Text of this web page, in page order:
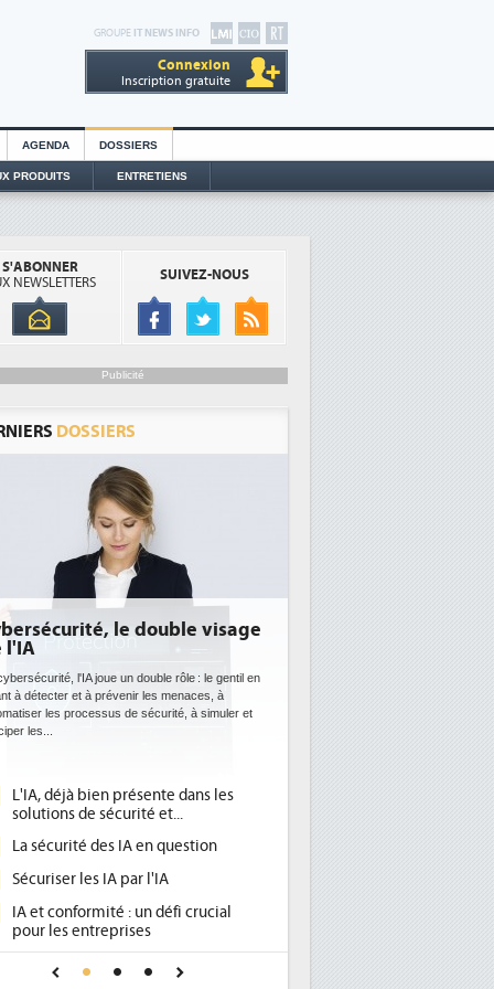
GROUPE IT NEWS INFO
Connexion
Inscription gratuite
AGENDA DOSSIERS
PRODUITS ENTRETIENS
S'ABONNER
NEWSLETTERS
SUIVEZ-NOUS
Publicité
DOSSIERS
l'efficacité énergétique
une obligation pour les
datacenters plus durables et plus efficaces, c'est
recherchent les pouvoirs publics européens
la mise en oeuvre de la nouvelle Directive sur
Qu'est-ce que la DEE (directive
d'efficacité énergétique) ?
DEE, une pression administrative
place pour répondre à...
Phocea DC dans les cordes pour la